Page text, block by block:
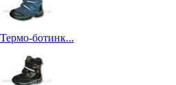
Термо-ботинк...